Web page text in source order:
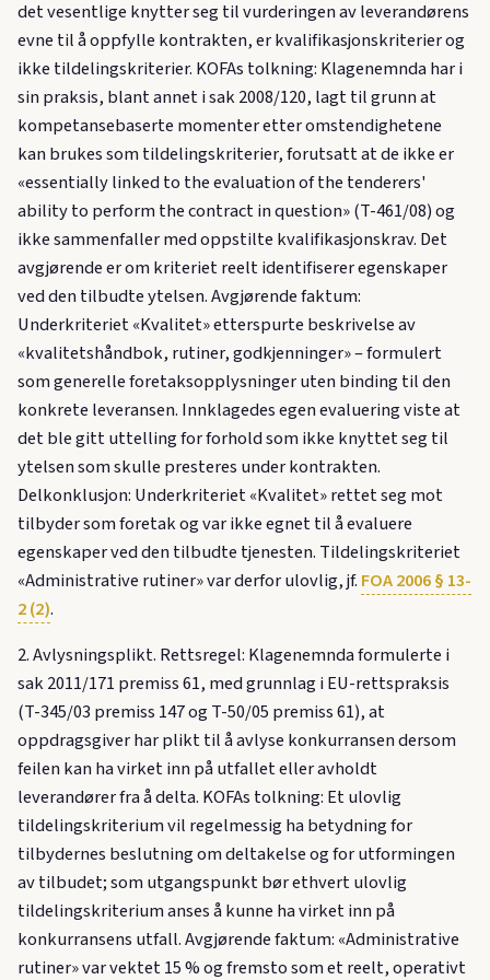
det vesentlige knytter seg til vurderingen av leverandørens
evne til å oppfylle kontrakten, er kvalifikasjonskriterier og
ikke tildelingskriterier. KOFAs tolkning: Klagenemnda har i
sin praksis, blant annet i sak 2008/120, lagt til grunn at
kompetansebaserte momenter etter omstendighetene
kan brukes som tildelingskriterier, forutsatt at de ikke er
«essentially linked to the evaluation of the tenderers'
ability to perform the contract in question» (T-461/08) og
ikke sammenfaller med oppstilte kvalifikasjonskrav. Det
avgjørende er om kriteriet reelt identifiserer egenskaper
ved den tilbudte ytelsen. Avgjørende faktum:
Underkriteriet «Kvalitet» etterspurte beskrivelse av
«kvalitetshåndbok, rutiner, godkjenninger» – formulert
som generelle foretaksopplysninger uten binding til den
konkrete leveransen. Innklagedes egen evaluering viste at
det ble gitt uttelling for forhold som ikke knyttet seg til
ytelsen som skulle presteres under kontrakten.
Delkonklusjon: Underkriteriet «Kvalitet» rettet seg mot
tilbyder som foretak og var ikke egnet til å evaluere
egenskaper ved den tilbudte tjenesten. Tildelingskriteriet
«Administrative rutiner» var derfor ulovlig, jf. FOA 2006 § 13-
2 (2).
2. Avlysningsplikt. Rettsregel: Klagenemnda formulerte i
sak 2011/171 premiss 61, med grunnlag i EU-rettspraksis
(T-345/03 premiss 147 og T-50/05 premiss 61), at
oppdragsgiver har plikt til å avlyse konkurransen dersom
feilen kan ha virket inn på utfallet eller avholdt
leverandører fra å delta. KOFAs tolkning: Et ulovlig
tildelingskriterium vil regelmessig ha betydning for
tilbydernes beslutning om deltakelse og for utformingen
av tilbudet; som utgangspunkt bør ethvert ulovlig
tildelingskriterium anses å kunne ha virket inn på
konkurransens utfall. Avgjørende faktum: «Administrative
rutiner» var vektet 15 % og fremsto som et reelt, operativt